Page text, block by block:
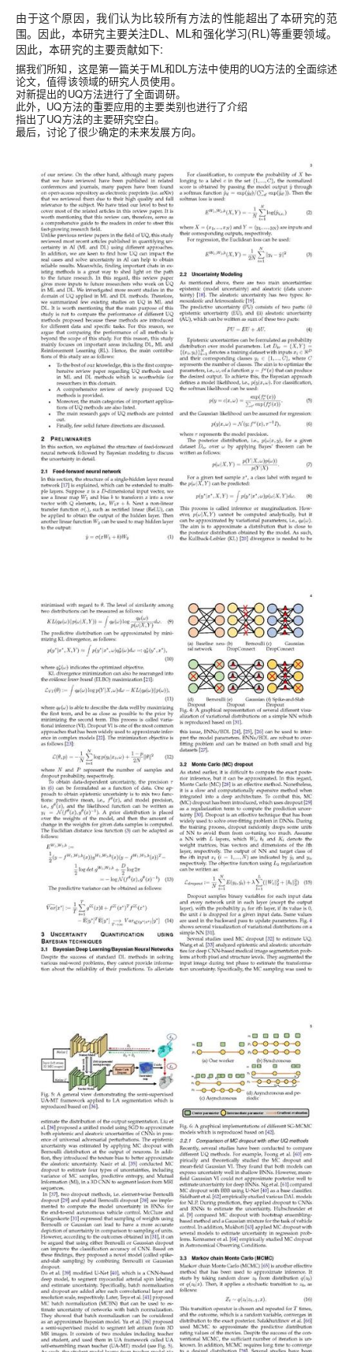
由于这个原因，我们认为比较所有方法的性能超出了本研究的范
围。因此，本研究主要关注DL、ML和强化学习(RL)等重要领域。
因此，本研究的主要贡献如下:
据我们所知，这是第一篇关于ML和DL方法中使用的UQ方法的全面综述
论文，值得该领域的研究人员使用。
对新提出的UQ方法进行了全面调研。
此外，UQ方法的重要应用的主要类别也进行了介绍
指出了UQ方法的主要研究空白。
最后，讨论了很少确定的未来发展方向。